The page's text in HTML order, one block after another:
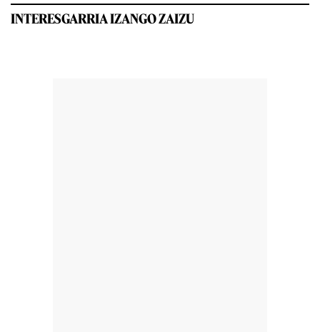
INTERESGARRIA IZANGO ZAIZU